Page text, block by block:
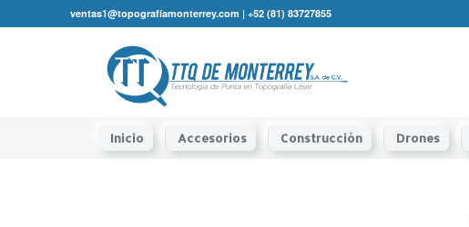
ventas1@topografíamonterrey.com | +52 (81) 83727855
Inicio Accesorios Construcción Drones